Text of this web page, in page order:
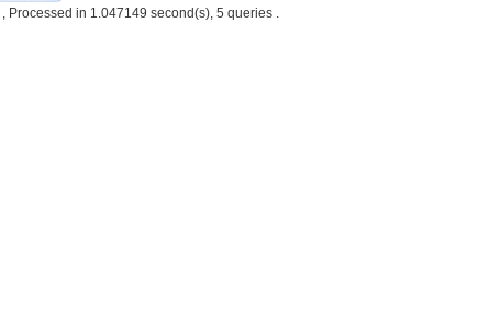
, Processed in 1.047149 second(s), 5 queries .